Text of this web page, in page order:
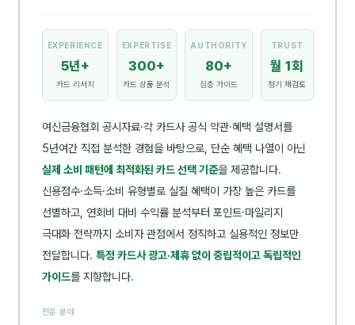
EXPERIENCE
5년+
카드 리서치
EXPERTISE
300+
카드 상품 분석
AUTHORITY
80+
심층 가이드
TRUST
월 1회
정기 재검토
여신금융협회 공시자료·각 카드사 공식 약관·혜택 설명서를
5년여간 직접 분석한 경험을 바탕으로, 단순 혜택 나열이 아닌
실제 소비 패턴에 최적화된 카드 선택 기준을 제공합니다.
신용점수·소득·소비 유형별로 실질 혜택이 가장 높은 카드를
선별하고, 연회비 대비 수익률 분석부터 포인트·마일리지
극대화 전략까지 소비자 관점에서 정직하고 실용적인 정보만
전달합니다. 특정 카드사 광고·제휴 없이 중립적이고 독립적인
가이드를 지향합니다.
전문 분야